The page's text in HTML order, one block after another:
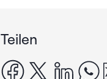
Teilen
facebook
x